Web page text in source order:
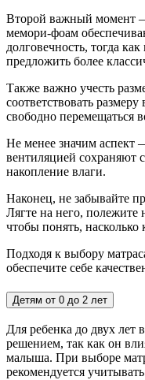
Второй важный момент
мемори-фоам
долговечность, тогда
предложить более
Также важно учесть
соответствовать
свободно перемещаться
Не менее значим аспект
вентиляцией сохраняют
накопление влаги.
Наконец, не забывайте
Лягте на него, полежите
чтобы понять,
Подходя к выбору
обеспечите себе
Детям от 0 до 2 лет
Для ребенка до двух лет
решением, так как он
малыша. При выборе
рекомендуется